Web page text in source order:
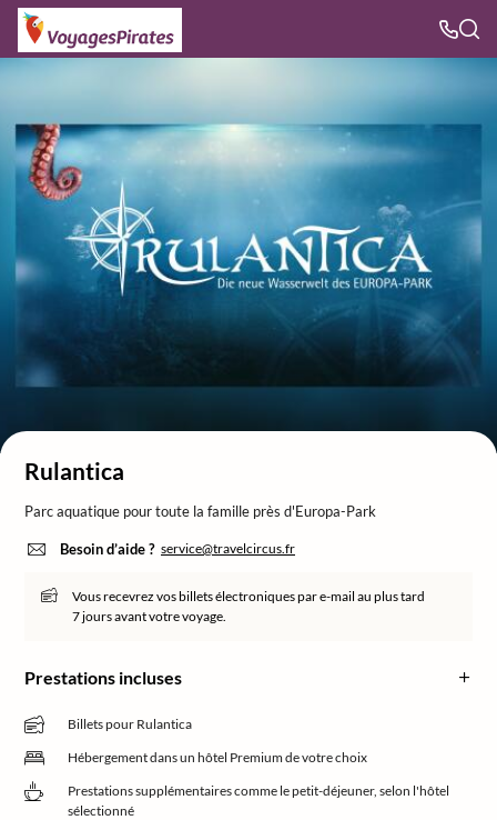
Rulantica
Parc aquatique pour toute la famille près d'Europa-Park
Besoin d’aide ? service@travelcircus.fr
Vous recevrez vos billets électroniques par e-mail au plus tard
7 jours avant votre voyage.
Prestations incluses
Billets pour Rulantica
Hébergement dans un hôtel Premium de votre choix
Prestations supplémentaires comme le petit-déjeuner, selon l'hôtel
sélectionné